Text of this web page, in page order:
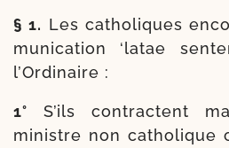
§ 1. Les catho­liques
mu­ni­ca­tion ‘latae
l’Ordinaire :
1° S’ils contractent
ministre non